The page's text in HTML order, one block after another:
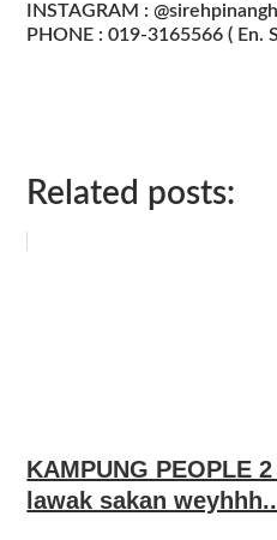
INSTAGRAM :
PHONE : 019-3165566 ( En.
Related posts:
KAMPUNG PEOPLE
lawak sakan